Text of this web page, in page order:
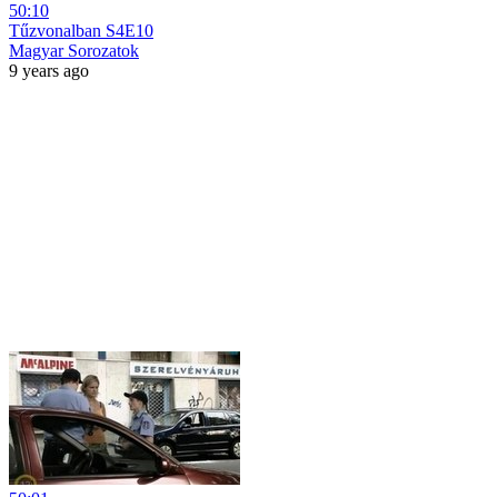
50:10
Tűzvonalban S4E10
Magyar Sorozatok
9 years ago